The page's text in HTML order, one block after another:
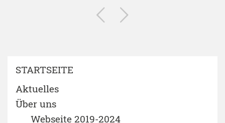
STARTSEITE
Aktuelles
Über uns
Webseite 2019-2024